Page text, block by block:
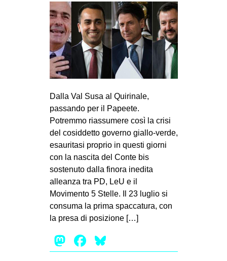
MSM
STUDENTI TSUNAMI
ZAM
MILANO
MOBILITAZIONI
SPAZI
SPORT POPOLARE
MOVIMENTI
AMBIENTE
ANTIFASCISMO
DIRITTO ALL’ABITARE
GENERI
MIGRAZIONI
PRECARIATO
REPRESSIONE
Dalla Val Susa al Quirinale,
passando per il Papeete.
Potremmo riassumere così la crisi
del cosiddetto governo giallo-verde,
esauritasi proprio in questi giorni
con la nascita del Conte bis
sostenuto dalla finora inedita
alleanza tra PD, LeU e il
Movimento 5 Stelle. Il 23 luglio si
consuma la prima spaccatura, con
la presa di posizione […]
Mastodon
Facebook